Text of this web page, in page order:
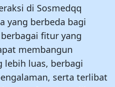
di Sosmedqq
yang berbeda bagi
fitur yang
membangun
lebih luas, berbagi
serta terlibat